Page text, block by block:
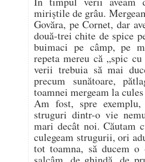
miriștile de grâu.
Govăra, pe Cornet, dar
două-trei chite de spice
buimaci pe câmp, pe
repeta mereu că „spic
verii trebuia să mai
precum sunătoare,
toamnei mergeam la
Am fost, spre
struguri dintr-o vie
mari decât noi. Căutam
culegeam strugurii, ori
tot toamna, să ducem o